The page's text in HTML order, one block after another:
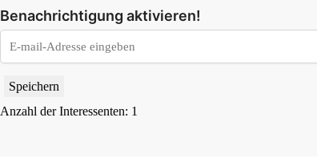
Benachrichtigung aktivieren!
Speichern
Anzahl der Interessenten: 1